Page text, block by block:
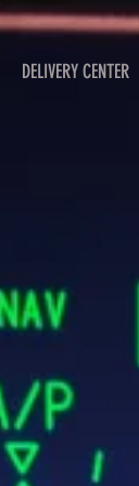
DELIVERY CENTER